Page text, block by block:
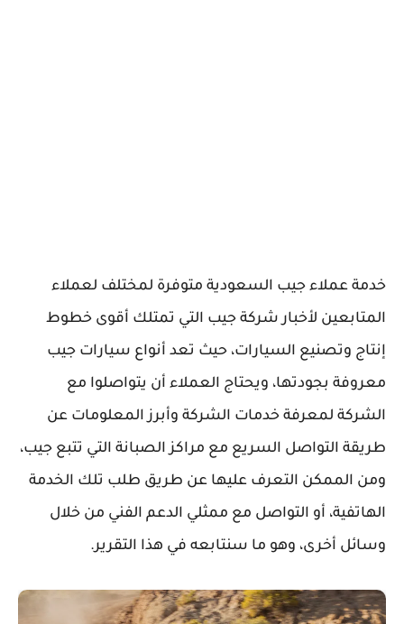
خدمة عملاء جيب السعودية متوفرة لمختلف لعملاء
المتابعين لأخبار شركة جيب التي تمتلك أقوى خطوط
إنتاج وتصنيع السيارات، حيث تعد أنواع سيارات جيب
معروفة بجودتها، ويحتاج العملاء أن يتواصلوا مع
الشركة لمعرفة خدمات الشركة وأبرز المعلومات عن
طريقة التواصل السريع مع مراكز الصبانة التي تتبع جيب،
ومن الممكن التعرف عليها عن طريق طلب تلك الخدمة
الهاتفية، أو التواصل مع ممثلي الدعم الفني من خلال
وسائل أخرى، وهو ما سنتابعه في هذا التقرير.